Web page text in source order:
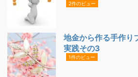
2件のビュー
地金から作る手作り
実践その3
1件のビュー